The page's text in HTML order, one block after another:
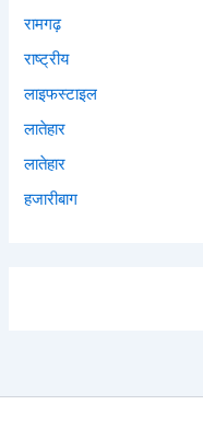
रामगढ़
राष्ट्रीय
लाइफस्टाइल
लातेहार
लातेहार
हजारीबाग